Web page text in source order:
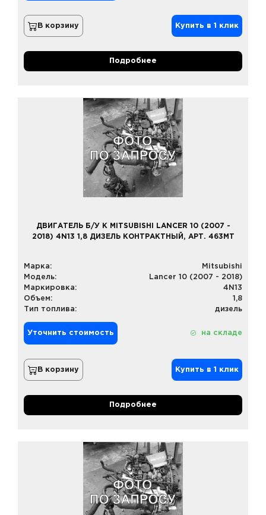
В корзину Купить в 1 клик
Подробнее
ДВИГАТЕЛЬ Б/У К MITSUBISHI LANCER 10 (2007 -
2018) 4N13 1,8 ДИЗЕЛЬ КОНТРАКТНЫЙ, АРТ. 463MT
Марка:
Mitsubishi
Модель:
Lancer 10 (2007 - 2018)
Маркировка:
4N13
Объем:
1,8
Тип топлива:
дизель
Уточнить стоимость на складе
В корзину Купить в 1 клик
Подробнее